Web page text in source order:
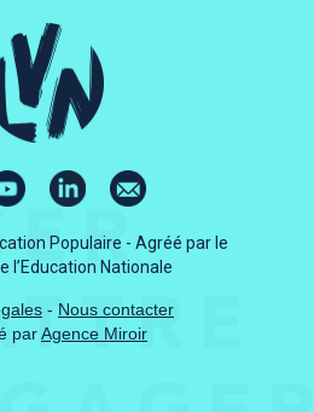
Populaire - Agréé par le
l’Education Nationale
- Nous contacter
parAgence Miroir